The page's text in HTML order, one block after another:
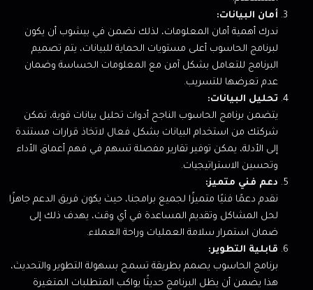
أمان البيانات:
ندرك أهمية أمان المعلومات، لذلك نضمن في بيشوب أن يكون
لبرنامج الحاسوب أعلى مستويات الحماية للبيانات، يتم تصميم
البرنامج للتعامل بشكل آمن مع المعلومات الحساسة وضمان
عدم تعرضها للتسريب.
تحليل البيانات:
يتضمن برنامج الحاسوب الناجح أدوات تحليل بيانات قوية، تمكن
شركتك من استخدام البيانات بشكل فعال لاتخاذ قرارات مستندة
إلى الأدلة، يمكن توفير تقارير مفصلة تسهم في فهم أعماق الأداء
وتحسين الاستراتيجيات.
دعم فني متميز:
نقدم دعمًا فنيًا متميزًا لجميع برامجنا، حيث يكون فريق الدعم جاهزًا
لحل المشاكل وتقديم المساعدة في أي وقت، يهدف ذلك إلى
ضمان استمرار سلامة العمليات وراحة العملاء.
قابلية التطوير:
برنامج الحاسوب يصمم بطريقة تسمح بسهولة التطوير والتحديث،
هذا يضمن أن يظل البرنامج حديثًا يواكب المتطلبات المتغيرة